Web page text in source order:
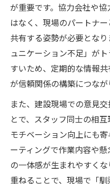
が重要です。協力会社や
はなく、現場のパートナ
共有する姿勢が必要とな
ュニケーション不足」が
すいため、定期的な情報
が信頼関係の構築につなが
また、建設現場での意見
とで、スタッフ同士の相
モチベーション向上にも
ーティングで作業内容や
の一体感が生まれやすく
重ねることで、現場で「